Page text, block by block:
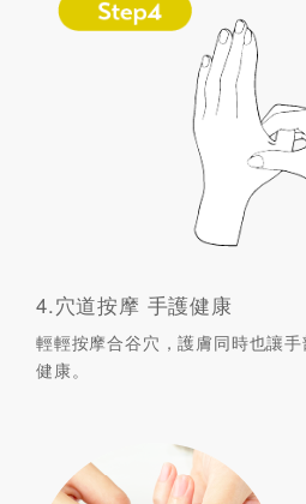
4.穴道按摩 手護健康
輕輕按摩合谷穴，護膚同時也讓
健康。